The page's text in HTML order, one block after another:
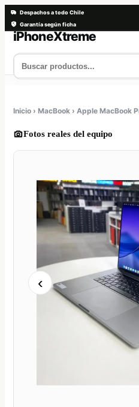
Despachos a todo Chile
Garantía según ficha
Saltar
contenido
Inicio › MacBook › Apple MacBook
Fotos reales del equipo
‹